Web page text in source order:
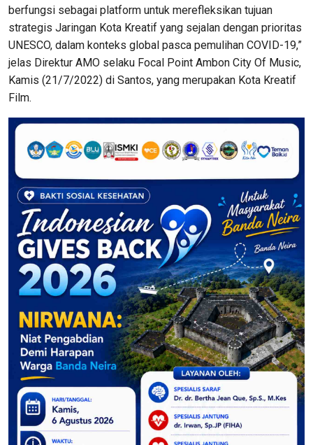
berfungsi sebagai platform untuk merefleksikan tujuan
strategis Jaringan Kota Kreatif yang sejalan dengan prioritas
UNESCO, dalam konteks global pasca pemulihan COVID-19,”
jelas Direktur AMO selaku Focal Point Ambon City Of Music,
Kamis (21/7/2022) di Santos, yang merupakan Kota Kreatif
Film.